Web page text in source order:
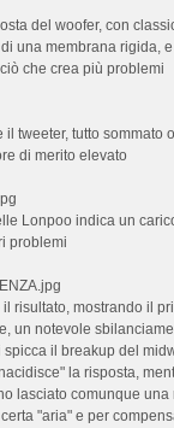
del woofer, con
una membrana rigida,
che crea più problemi
il tweeter, tutto sommato
di merito elevato
Lonpoo indica un
problemi
risultato, mostrando il
un notevole
spicca il breakup del
la risposta,
lasciato comunque
"aria" e per